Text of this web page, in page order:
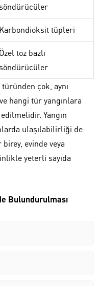
söndürücüler
Karbondioksit tüpleri
Özel toz bazlı
söndürücüler
türünden çok, aynı
hangi tür yangınlara
Yangın
ulaşılabilirliği de
evinde veya
yeterli sayıda
Bulundurulması